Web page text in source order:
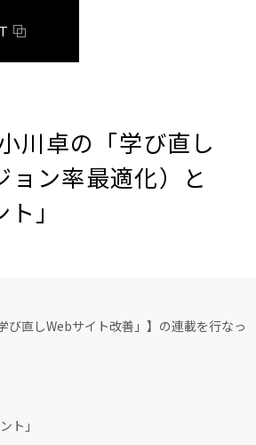
川卓の「学び直し
ン率最適化）と
」
直しWebサイト改善」】の連載を行なっ
ト」